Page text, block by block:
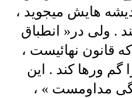
هایش میجوید ،
. ولی در« انطباق
قانون نهائیست ،
گم ورها کند . این
مداومست » ،